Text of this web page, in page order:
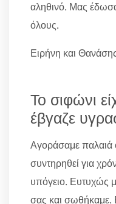
αληθινό. Μας
όλους.
Ειρήνη και
Το σιφώνι
έβγαζε
Αγοράσαμε παλαιά
συντηρηθεί για
υπόγειο. Ευτυχώς
σας και σωθήκαμε.